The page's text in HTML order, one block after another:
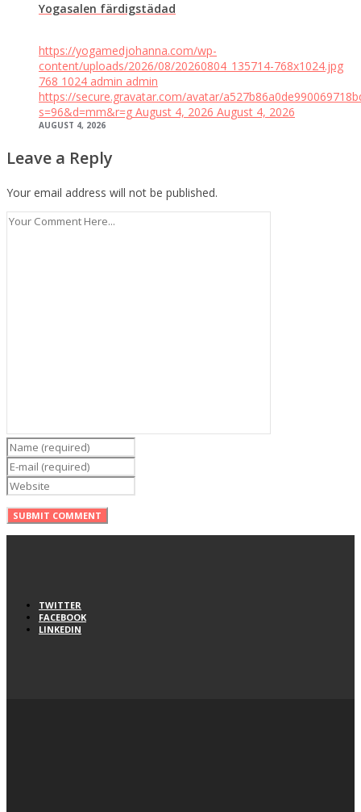
Yogasalen färdigstädad
https://yogamedjohanna.com/wp-
content/uploads/2026/08/20260804_135714-768x1024.jpg
768 1024 admin admin
https://secure.gravatar.com/avatar/
s=96&d=mm&r=g August 4, 2026 August 4, 2026
AUGUST 4, 2026
Leave a Reply
Your email address will not be published.
TWITTER
FACEBOOK
LINKEDIN